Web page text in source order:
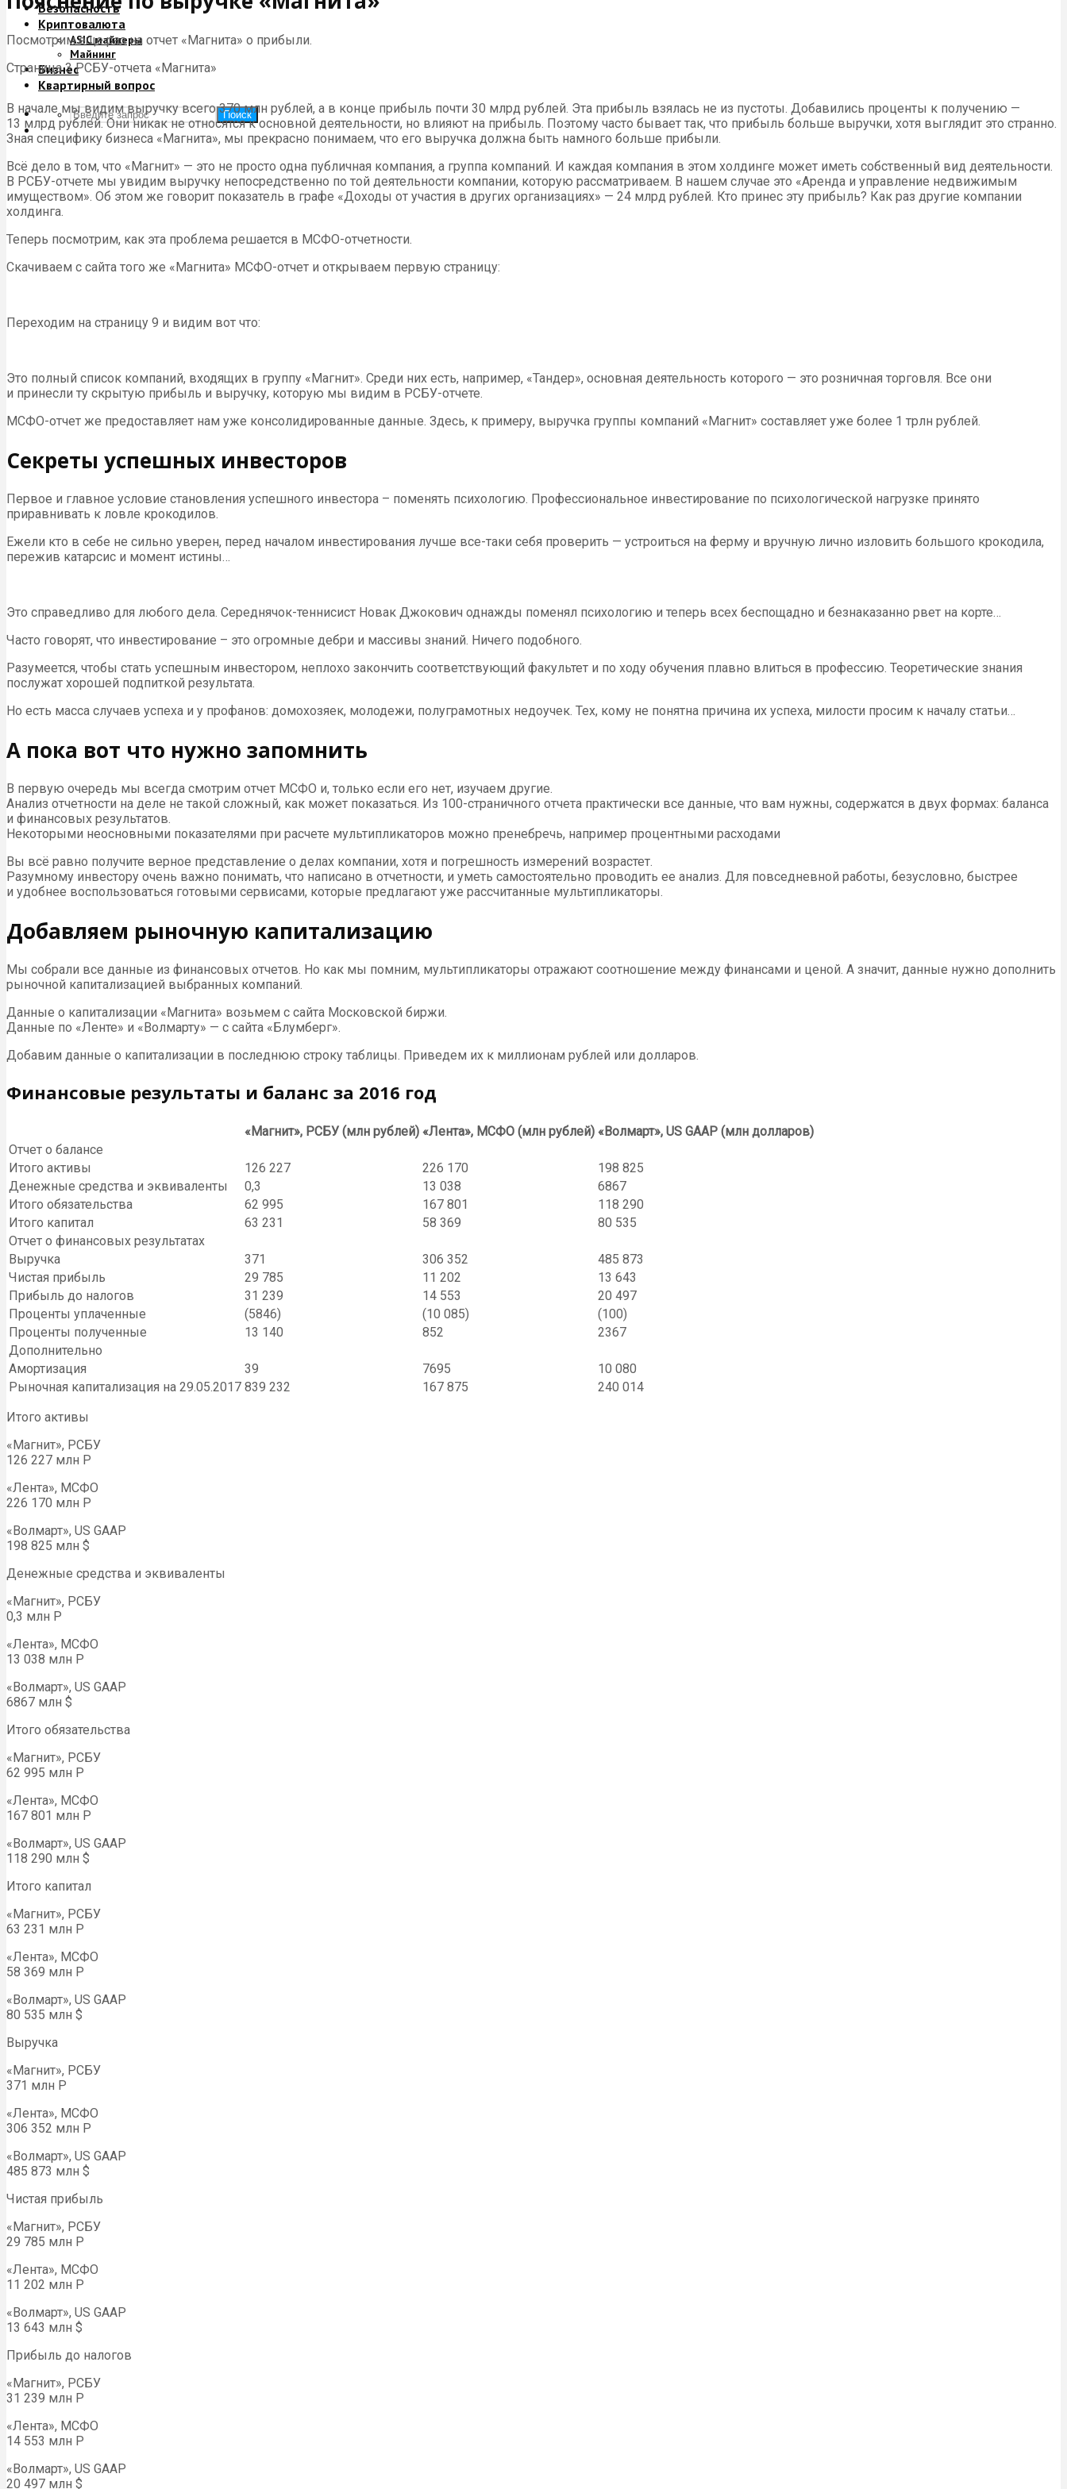
Безопасность
Криптовалюта
ASIC майнеры
Майнинг
Бизнес
Квартирный вопрос
Поиск
Посмотрим еще раз на отчет «Магнита» о прибыли.
Страница 3 РСБУ-отчета «Магнита»
В начале мы видим выручку всего 370 млн рублей, а в конце прибыль почти 30 млрд рублей. Эта прибыль взялась не из пустоты. Добавились проценты к получению —
13 млрд рублей. Они никак не относятся к основной деятельности, но влияют на прибыль. Поэтому часто бывает так, что прибыль больше выручки, хотя выглядит это странно.
Зная специфику бизнеса «Магнита», мы прекрасно понимаем, что его выручка должна быть намного больше прибыли.
Всё дело в том, что «Магнит» — это не просто одна публичная компания, а группа компаний. И каждая компания в этом холдинге может иметь собственный вид деятельности.
В РСБУ-отчете мы увидим выручку непосредственно по той деятельности компании, которую рассматриваем. В нашем случае это «Аренда и управление недвижимым
имуществом». Об этом же говорит показатель в графе «Доходы от участия в других организациях» — 24 млрд рублей. Кто принес эту прибыль? Как раз другие компании
холдинга.
Теперь посмотрим, как эта проблема решается в МСФО-отчетности.
Скачиваем с сайта того же «Магнита» МСФО-отчет и открываем первую страницу:
Переходим на страницу 9 и видим вот что:
Это полный список компаний, входящих в группу «Магнит». Среди них есть, например, «Тандер», основная деятельность которого — это розничная торговля. Все они
и принесли ту скрытую прибыль и выручку, которую мы видим в РСБУ-отчете.
МСФО-отчет же предоставляет нам уже консолидированные данные. Здесь, к примеру, выручка группы компаний «Магнит» составляет уже более 1 трлн рублей.
Секреты успешных инвесторов
Первое и главное условие становления успешного инвестора – поменять психологию. Профессиональное инвестирование по психологической нагрузке принято
приравнивать к ловле крокодилов.
Ежели кто в себе не сильно уверен, перед началом инвестирования лучше все-таки себя проверить — устроиться на ферму и вручную лично изловить большого крокодила,
пережив катарсис и момент истины…
Это справедливо для любого дела. Середнячок-теннисист Новак Джокович однажды поменял психологию и теперь всех беспощадно и безнаказанно рвет на корте…
Часто говорят, что инвестирование – это огромные дебри и массивы знаний. Ничего подобного.
Разумеется, чтобы стать успешным инвестором, неплохо закончить соответствующий факультет и по ходу обучения плавно влиться в профессию. Теоретические знания
послужат хорошей подпиткой результата.
Но есть масса случаев успеха и у профанов: домохозяек, молодежи, полуграмотных недоучек. Тех, кому не понятна причина их успеха, милости просим к началу статьи…
А пока вот что нужно запомнить
В первую очередь мы всегда смотрим отчет МСФО и, только если его нет, изучаем другие.
Анализ отчетности на деле не такой сложный, как может показаться. Из 100-страничного отчета практически все данные, что вам нужны, содержатся в двух формах: баланса
и финансовых результатов.
Некоторыми неосновными показателями при расчете мультипликаторов можно пренебречь, например процентными расходами
Вы всё равно получите верное представление о делах компании, хотя и погрешность измерений возрастет.
Разумному инвестору очень важно понимать, что написано в отчетности, и уметь самостоятельно проводить ее анализ. Для повседневной работы, безусловно, быстрее
и удобнее воспользоваться готовыми сервисами, которые предлагают уже рассчитанные мультипликаторы.
Добавляем рыночную капитализацию
Мы собрали все данные из финансовых отчетов. Но как мы помним, мультипликаторы отражают соотношение между финансами и ценой. А значит, данные нужно дополнить
рыночной капитализацией выбранных компаний.
Данные о капитализации «Магнита» возьмем с сайта Московской биржи.
Данные по «Ленте» и «Волмарту» — с сайта «Блумберг».
Добавим данные о капитализации в последнюю строку таблицы. Приведем их к миллионам рублей или долларов.
Финансовые результаты и баланс за 2016 год
«Магнит», РСБУ (млн рублей) «Лента», МСФО (млн рублей) «Волмарт», US GAAP (млн долларов)
Отчет о балансе
Итого активы
126 227 226 170
198 825
Денежные средства и эквиваленты
0,3 13 038
6867
Итого обязательства
62 995 167 801
118 290
Итого капитал
63 231 58 369
80 535
Отчет о финансовых результатах
Выручка
371 306 352
485 873
Чистая прибыль
29 785 11 202
13 643
Прибыль до налогов
31 239 14 553
20 497
Проценты уплаченные
(5846) (10 085)
(100)
Проценты полученные
13 140 852
2367
Дополнительно
Амортизация
39 7695
10 080
Рыночная капитализация на 29.05.2017 839 232 167 875
240 014
Итого активы
«Магнит», РСБУ
126 227 млн Р
«Лента», МСФО
226 170 млн Р
«Волмарт», US GAAP
198 825 млн $
Денежные средства и эквиваленты
«Магнит», РСБУ
0,3 млн Р
«Лента», МСФО
13 038 млн Р
«Волмарт», US GAAP
6867 млн $
Итого обязательства
«Магнит», РСБУ
62 995 млн Р
«Лента», МСФО
167 801 млн Р
«Волмарт», US GAAP
118 290 млн $
Итого капитал
«Магнит», РСБУ
63 231 млн Р
«Лента», МСФО
58 369 млн Р
«Волмарт», US GAAP
80 535 млн $
Выручка
«Магнит», РСБУ
371 млн Р
«Лента», МСФО
306 352 млн Р
«Волмарт», US GAAP
485 873 млн $
Чистая прибыль
«Магнит», РСБУ
29 785 млн Р
«Лента», МСФО
11 202 млн Р
«Волмарт», US GAAP
13 643 млн $
Прибыль до налогов
«Магнит», РСБУ
31 239 млн Р
«Лента», МСФО
14 553 млн Р
«Волмарт», US GAAP
20 497 млн $